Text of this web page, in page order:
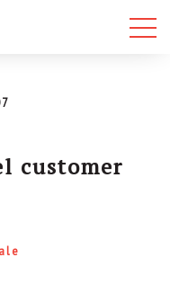
customer